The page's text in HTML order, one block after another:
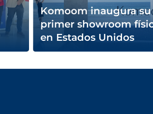
Komoom inaugura su
primer showroom
en Estados Unidos